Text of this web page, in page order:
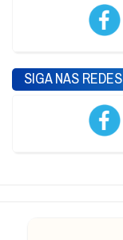
SIGA NAS REDES